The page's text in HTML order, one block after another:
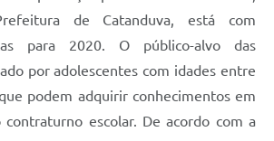
de Catanduva, está com
para 2020. O público-alvo das
por adolescentes com idades entre
podem adquirir conhecimentos em
contraturno escolar. De acordo com a